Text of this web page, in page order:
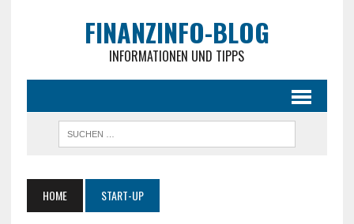
FINANZINFO-BLOG
INFORMATIONEN UND TIPPS
HOME START-UP